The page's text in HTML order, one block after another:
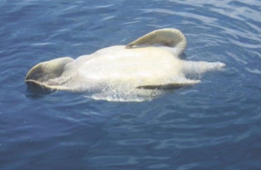
CITRA 400 COLLABORATORI STAGIONALI
I 3 ERRORI PIÙ COMUNI CHE POSSONO ROVINARTI L’ESTATE (E LA GUIDA
LA NUOVA FRONTIERA DEL FOTOVOLTAICO "PLUG & PLAY" CHE STA